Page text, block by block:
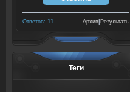
Ответов: 11 Результаты
Архив
Теги